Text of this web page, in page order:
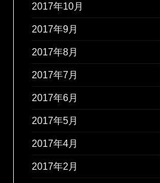
2017年10月
2017年9月
2017年8月
2017年7月
2017年6月
2017年5月
2017年4月
2017年2月